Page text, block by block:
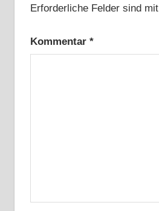
Erforderliche Felder sind mit
Kommentar *